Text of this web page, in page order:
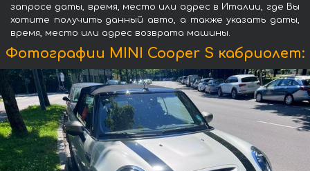
запросе даты, время, место или адрес в Италии, где Вы
хотите получить данный авто, а также указать даты,
время, место или адрес возврата машины.
Фотографии MINI Cooper S кабриолет: